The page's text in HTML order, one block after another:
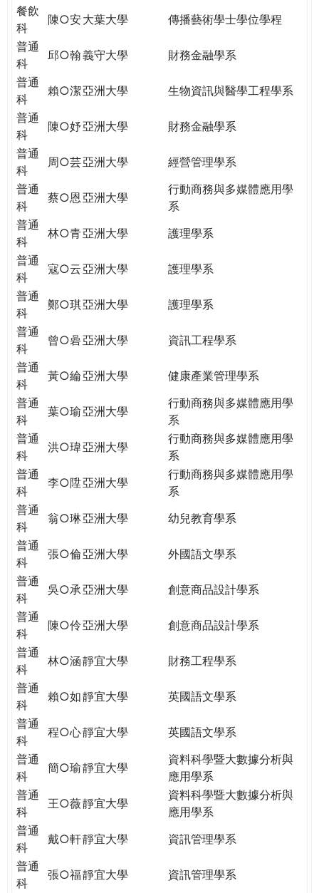
餐飲
科
陳○安大葉大學
傳播藝術學士學位學程
普通
科
邱○翰義守大學
財務金融學系
普通
科
賴○潔亞洲大學
生物資訊與醫學工程學系
普通
科
陳○妤亞洲大學
財務金融學系
普通
科
周○芸亞洲大學
經營管理學系
普通
科
蔡○恩 亞洲大學
行動商務與多媒體應用學
系
普通
科
林○青亞洲大學
護理學系
普通
科
寇○云亞洲大學
護理學系
普通
科
鄭○琪亞洲大學
護理學系
普通
科
曾○碞亞洲大學
資訊工程學系
普通
科
黃○綸亞洲大學
健康產業管理學系
普通
科
葉○瑜亞洲大學
行動商務與多媒體應用學
系
普通
科
洪○瑋亞洲大學
行動商務與多媒體應用學
系
普通
科
李○陞亞洲大學
行動商務與多媒體應用學
系
普通
科
翁○琳亞洲大學
幼兒教育學系
普通
科
張○倫亞洲大學
外國語文學系
普通
科
吳○承亞洲大學
創意商品設計學系
普通
科
陳○伶亞洲大學
創意商品設計學系
普通
科
林○涵靜宜大學
財務工程學系
普通
科
賴○如靜宜大學
英國語文學系
普通
科
程○心靜宜大學
英國語文學系
普通
科
簡○瑜靜宜大學
資料科學暨大數據分析與
應用學系
普通
科
王○薇靜宜大學
資料科學暨大數據分析與
應用學系
普通
科
戴○軒靜宜大學
資訊管理學系
普通
科
張○福靜宜大學
資訊管理學系